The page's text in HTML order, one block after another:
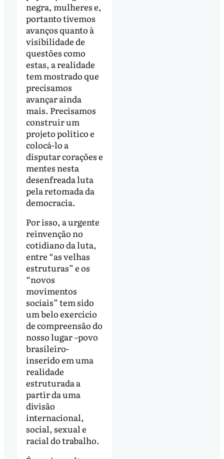
negra, mulheres e,
portanto tivemos
avanços quanto à
visibilidade de
questões como
estas, a realidade
tem mostrado que
precisamos
avançar ainda
mais. Precisamos
construir um
projeto político e
colocá-lo a
disputar corações e
mentes nesta
desenfreada luta
pela retomada da
democracia.
Por isso, a urgente
reinvenção no
cotidiano da luta,
entre “as velhas
estruturas” e os
“novos
movimentos
sociais” tem sido
um belo exercício
de compreensão do
nosso lugar –povo
brasileiro-
inserido em uma
realidade
estruturada a
partir da uma
divisão
internacional,
social, sexual e
racial do trabalho.